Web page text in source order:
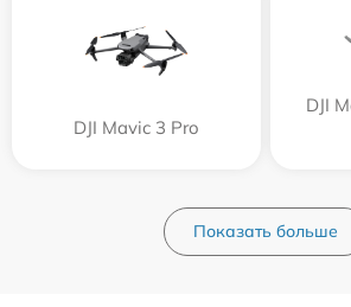
DJI Mavic 3 Pro
DJI
Показать больше